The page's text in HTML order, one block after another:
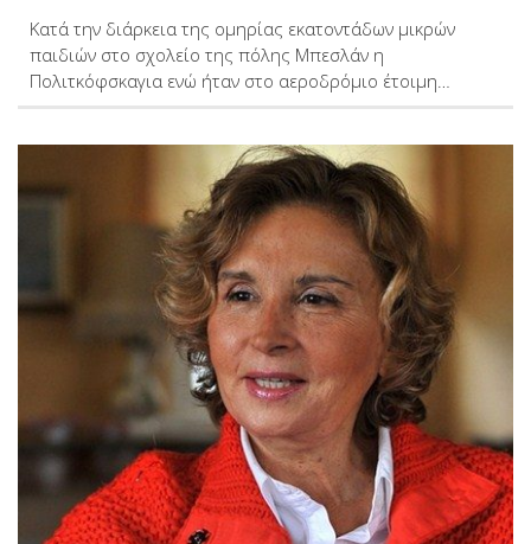
Κατά την διάρκεια της ομηρίας εκατοντάδων μικρών
παιδιών στο σχολείο της πόλης Μπεσλάν η
Πολιτκόφσκαγια ενώ ήταν στο αεροδρόμιο έτοιμη…